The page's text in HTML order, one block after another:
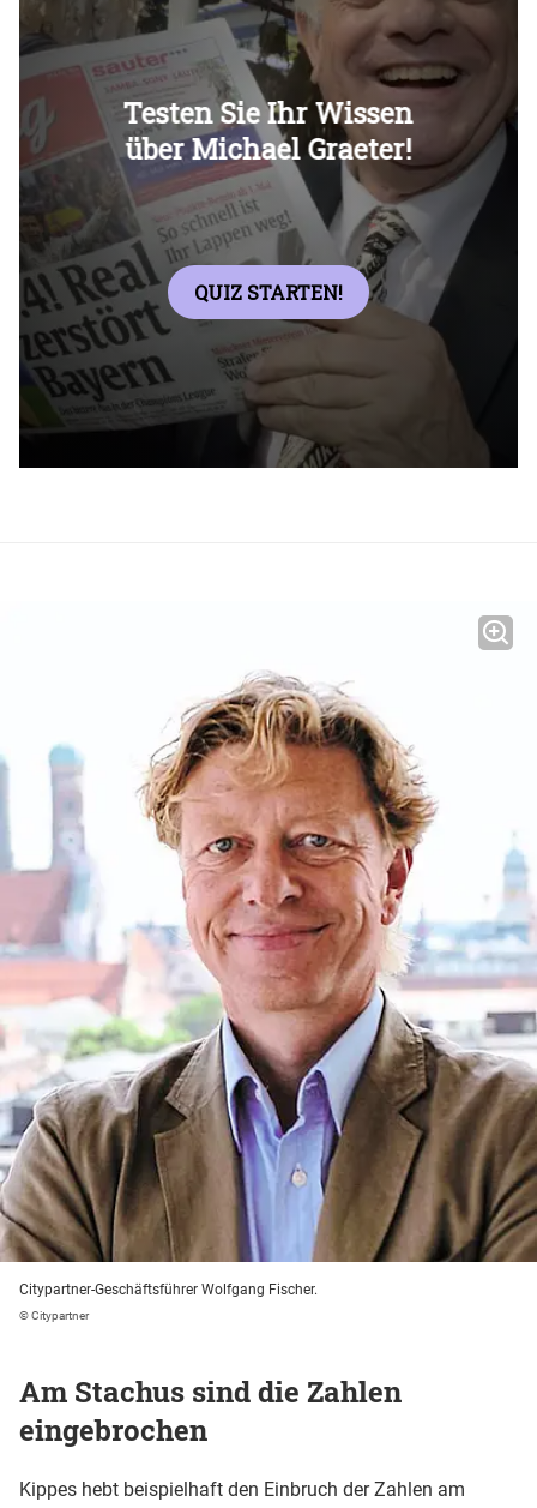
Überspringen
Citypartner-Geschäftsführer Wolfgang Fischer.
© Citypartner
Am Stachus sind die Zahlen
eingebrochen
Kippes hebt beispielhaft den Einbruch der Zahlen am